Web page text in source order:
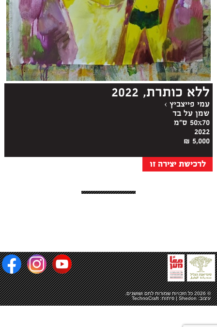
ללא כותרת, 2022
עמי פייצביץ›
שמן על בד
50x70 ס"מ
2022
5,000 ₪
לרכישת יצירה זו
© 2026 כל הזכויות שמורות לחם ושושנים.
עיצוב:Shedon| פיתוח:TechnoCraft